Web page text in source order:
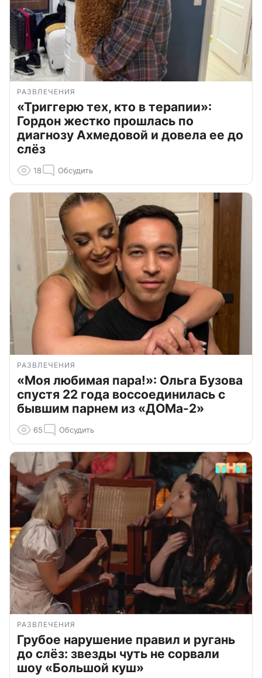
РАЗВЛЕЧЕНИЯ
«Триггерю тех, кто в терапии»:
Гордон жестко прошлась по
диагнозу Ахмедовой и довела ее до
слёз
18 Обсудить
РАЗВЛЕЧЕНИЯ
«Моя любимая пара!»: Ольга Бузова
спустя 22 года воссоединилась с
бывшим парнем из «ДОМа-2»
65 Обсудить
РАЗВЛЕЧЕНИЯ
Грубое нарушение правил и ругань
до слёз: звезды чуть не сорвали
шоу «Большой куш»